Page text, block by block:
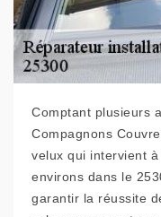
Comptant plusieurs
Compagnons
velux qui intervient
environs dans le
garantir la réussite